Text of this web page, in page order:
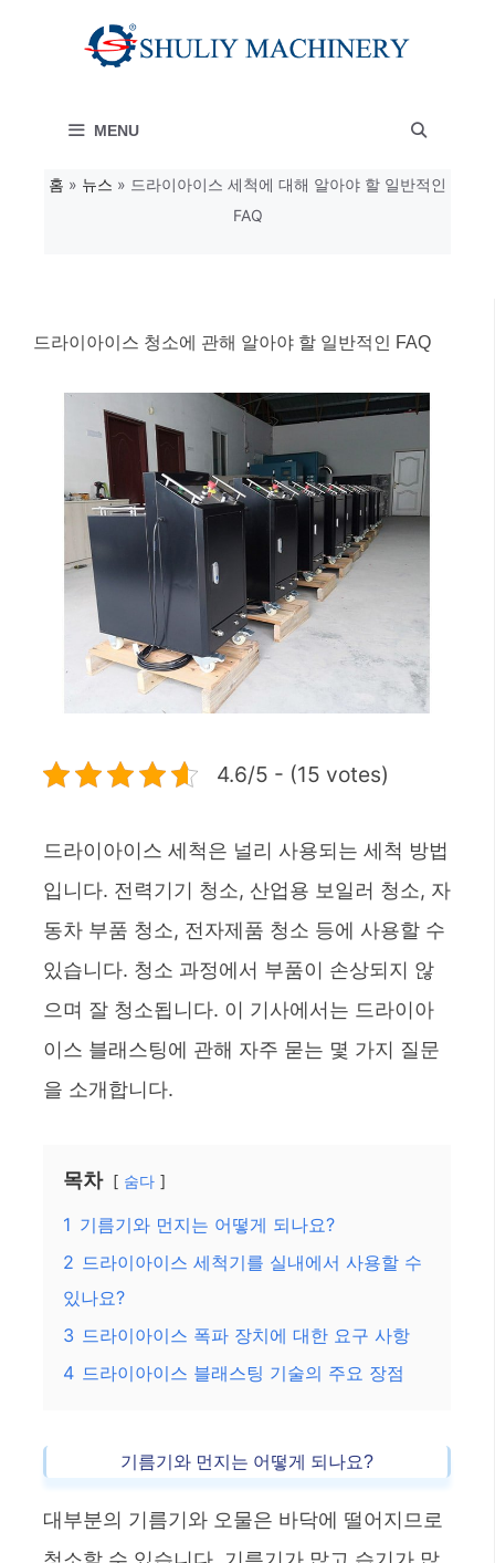
MENU
홈 » 뉴스 » 드라이아이스 세척에 대해 알아야 할 일반적인
FAQ
드라이아이스 청소에 관해 알아야 할 일반적인 FAQ
4.6/5 - (15 votes)
드라이아이스 세척은 널리 사용되는 세척 방법
입니다. 전력기기 청소, 산업용 보일러 청소, 자
동차 부품 청소, 전자제품 청소 등에 사용할 수
있습니다. 청소 과정에서 부품이 손상되지 않
으며 잘 청소됩니다. 이 기사에서는 드라이아
이스 블래스팅에 관해 자주 묻는 몇 가지 질문
을 소개합니다.
목차 숨다
1 기름기와 먼지는 어떻게 되나요?
2 드라이아이스 세척기를 실내에서 사용할 수
있나요?
3 드라이아이스 폭파 장치에 대한 요구 사항
4 드라이아이스 블래스팅 기술의 주요 장점
기름기와 먼지는 어떻게 되나요?
대부분의 기름기와 오물은 바닥에 떨어지므로